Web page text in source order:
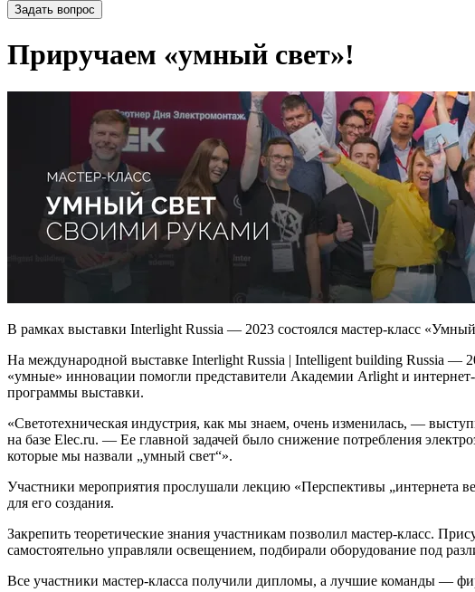
Задать вопрос
Приручаем «умный свет»!
В рамках выставки Interlight Russia — 2023 состоялся мастер-класс
На международной выставке Interlight Russia | Intelligent building Russia —
«умные» инновации помогли представители Академии Arlight и
программы выставки.
«Светотехническая индустрия, как мы знаем, очень изменилась, —
на базе Elec.ru. — Ее главной задачей было снижение потребления
которые мы назвали „умный свет“».
Участники мероприятия прослушали лекцию «Перспективы „интернета
для его создания.
Закрепить теоретические знания участникам позволил мастер-класс.
самостоятельно управляли освещением, подбирали оборудование под
Все участники мастер-класса получили дипломы, а лучшие команды —